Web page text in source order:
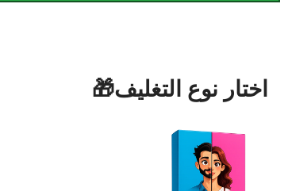
اختار نوع التغليف🎁